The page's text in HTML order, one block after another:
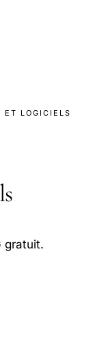
ET LOGICIELS
gratuit.